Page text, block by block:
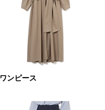
予約品
ラスト1
ワンピース